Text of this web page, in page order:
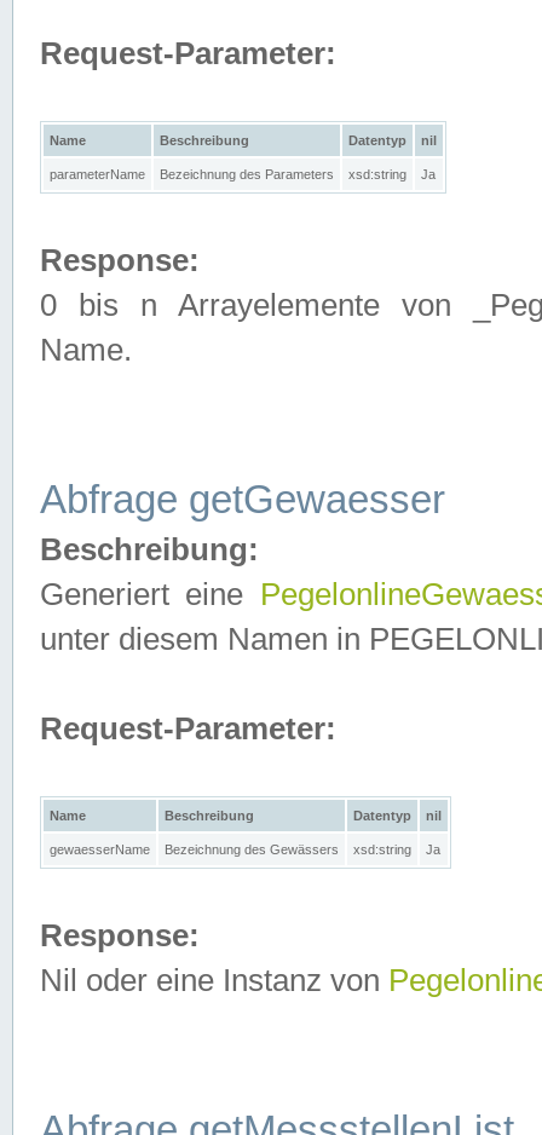
Request-Parameter:
Name Beschreibung Datentyp nil
parameterName Bezeichnung des Parameters xsd:string Ja
Response:
0 bis n Arrayelemente von
Name.
Abfrage getGewaesser
Beschreibung:
Generiert eine
unter diesem Namen in
Request-Parameter:
Name Beschreibung Datentyp nil
gewaesserName Bezeichnung des Gewässers xsd:string Ja
Response:
Nil oder eine Instanz von